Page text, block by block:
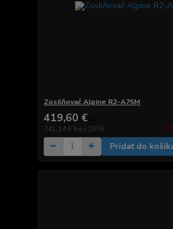
Zosilňovač Alpine R2-A75M
419,60 €
341,14 € bez DPH
Pridať do